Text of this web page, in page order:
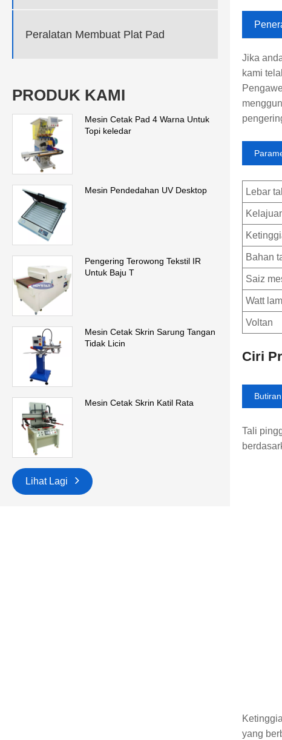
Peralatan Membuat Plat Pad
PRODUK KAMI
Mesin Cetak Pad 4 Warna Untuk
Topi keledar
Mesin Pendedahan UV Desktop
Pengering Terowong Tekstil IR
Untuk Baju T
Mesin Cetak Skrin Sarung Tangan
Tidak Licin
Mesin Cetak Skrin Katil Rata
Lihat Lagi
Jika
kami
Lebar
Bahan
Saiz
Watt
Voltan
Ciri
Tali
yang